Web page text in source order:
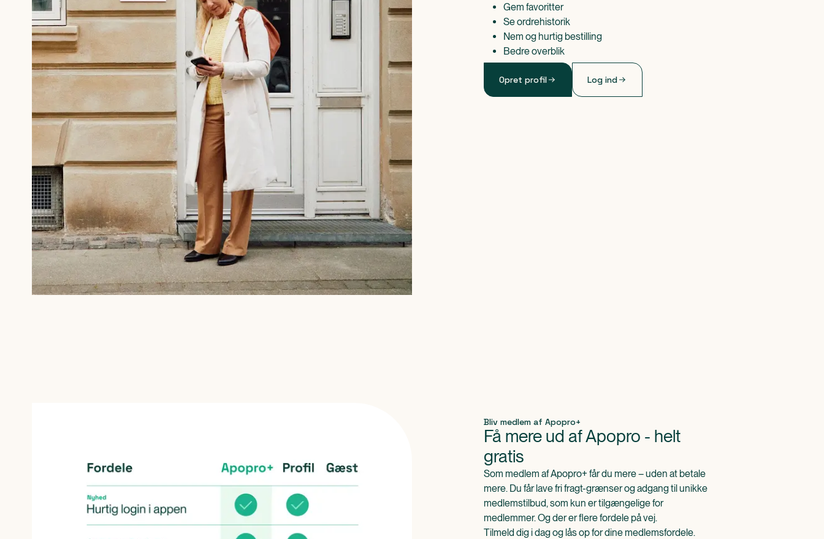
Gem favoritter
Se ordrehistorik
Nem og hurtig bestilling
Bedre overblik
Opret profil Log ind
Bliv medlem af Apopro+
Få mere ud af Apopro - helt
gratis
Som medlem af Apopro+ får du mere – uden at betale
mere. Du får lave fri fragt-grænser og adgang til unikke
medlemstilbud, som kun er tilgængelige for
medlemmer. Og der er flere fordele på vej.
Tilmeld dig i dag og lås op for dine medlemsfordele.